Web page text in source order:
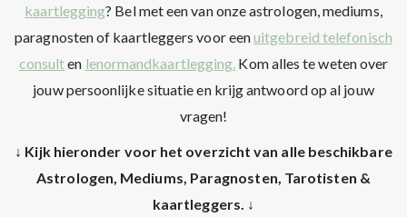
kaartlegging? Bel met een van onze astrologen, mediums,
paragnosten of kaartleggers voor eenuitgebreid telefonisch
consulten lenormandkaartlegging. Kom alles te weten over
jouw persoonlijke situatie en krijg antwoord op al jouw
vragen!
↓ Kijk hieronder voor het overzicht van alle beschikbare
Astrologen, Mediums, Paragnosten, Tarotisten &
kaartleggers. ↓